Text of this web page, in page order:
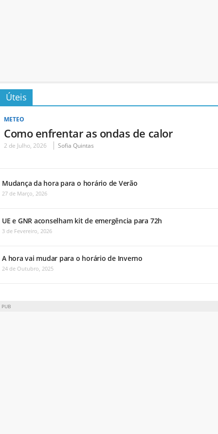
Úteis
METEO
Como enfrentar as ondas de calor
2 de Julho, 2026 Sofia Quintas
Mudança da hora para o horário de Verão
27 de Março, 2026
UE e GNR aconselham kit de emergência para 72h
3 de Fevereiro, 2026
A hora vai mudar para o horário de Inverno
24 de Outubro, 2025
PUB